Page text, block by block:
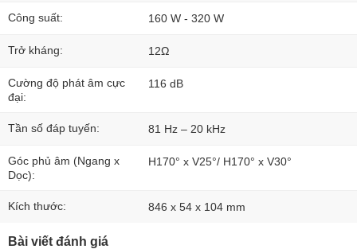
Công suất: 160 W - 320 W
Trở kháng: 12Ω
Cường độ phát âm cực
đại:
116 dB
Tần số đáp tuyến: 81 Hz – 20 kHz
Góc phủ âm (Ngang x
Dọc):
H170° x V25°/ H170° x V30°
Kích thước: 846 x 54 x 104 mm
Bài viết đánh giá